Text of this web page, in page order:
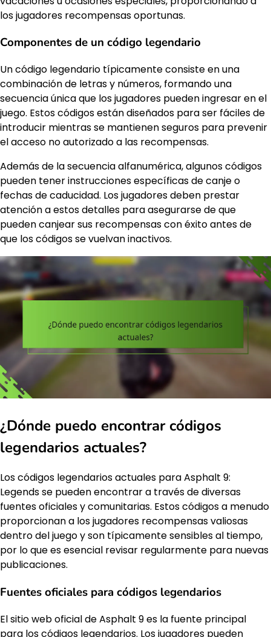
los jugadores recompensas oportunas.
Componentes de un código legendario
Un código legendario típicamente consiste en una
combinación de letras y números, formando una
secuencia única que los jugadores pueden ingresar en el
juego. Estos códigos están diseñados para ser fáciles de
introducir mientras se mantienen seguros para prevenir
el acceso no autorizado a las recompensas.
Además de la secuencia alfanumérica, algunos códigos
pueden tener instrucciones específicas de canje o
fechas de caducidad. Los jugadores deben prestar
atención a estos detalles para asegurarse de que
pueden canjear sus recompensas con éxito antes de
que los códigos se vuelvan inactivos.
¿Dónde puedo encontrar códigos
legendarios actuales?
Los códigos legendarios actuales para Asphalt 9:
Legends se pueden encontrar a través de diversas
fuentes oficiales y comunitarias. Estos códigos a menudo
proporcionan a los jugadores recompensas valiosas
dentro del juego y son típicamente sensibles al tiempo,
por lo que es esencial revisar regularmente para nuevas
publicaciones.
Fuentes oficiales para códigos legendarios
El sitio web oficial de Asphalt 9 es la fuente principal
para los códigos legendarios. Los jugadores pueden